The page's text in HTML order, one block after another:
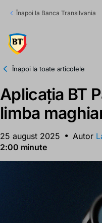
Înapoi la Banca Transilvania
Înapoi la toate articolele
Aplicația BT
limba
25 august 2025 Autor
2:00 minute